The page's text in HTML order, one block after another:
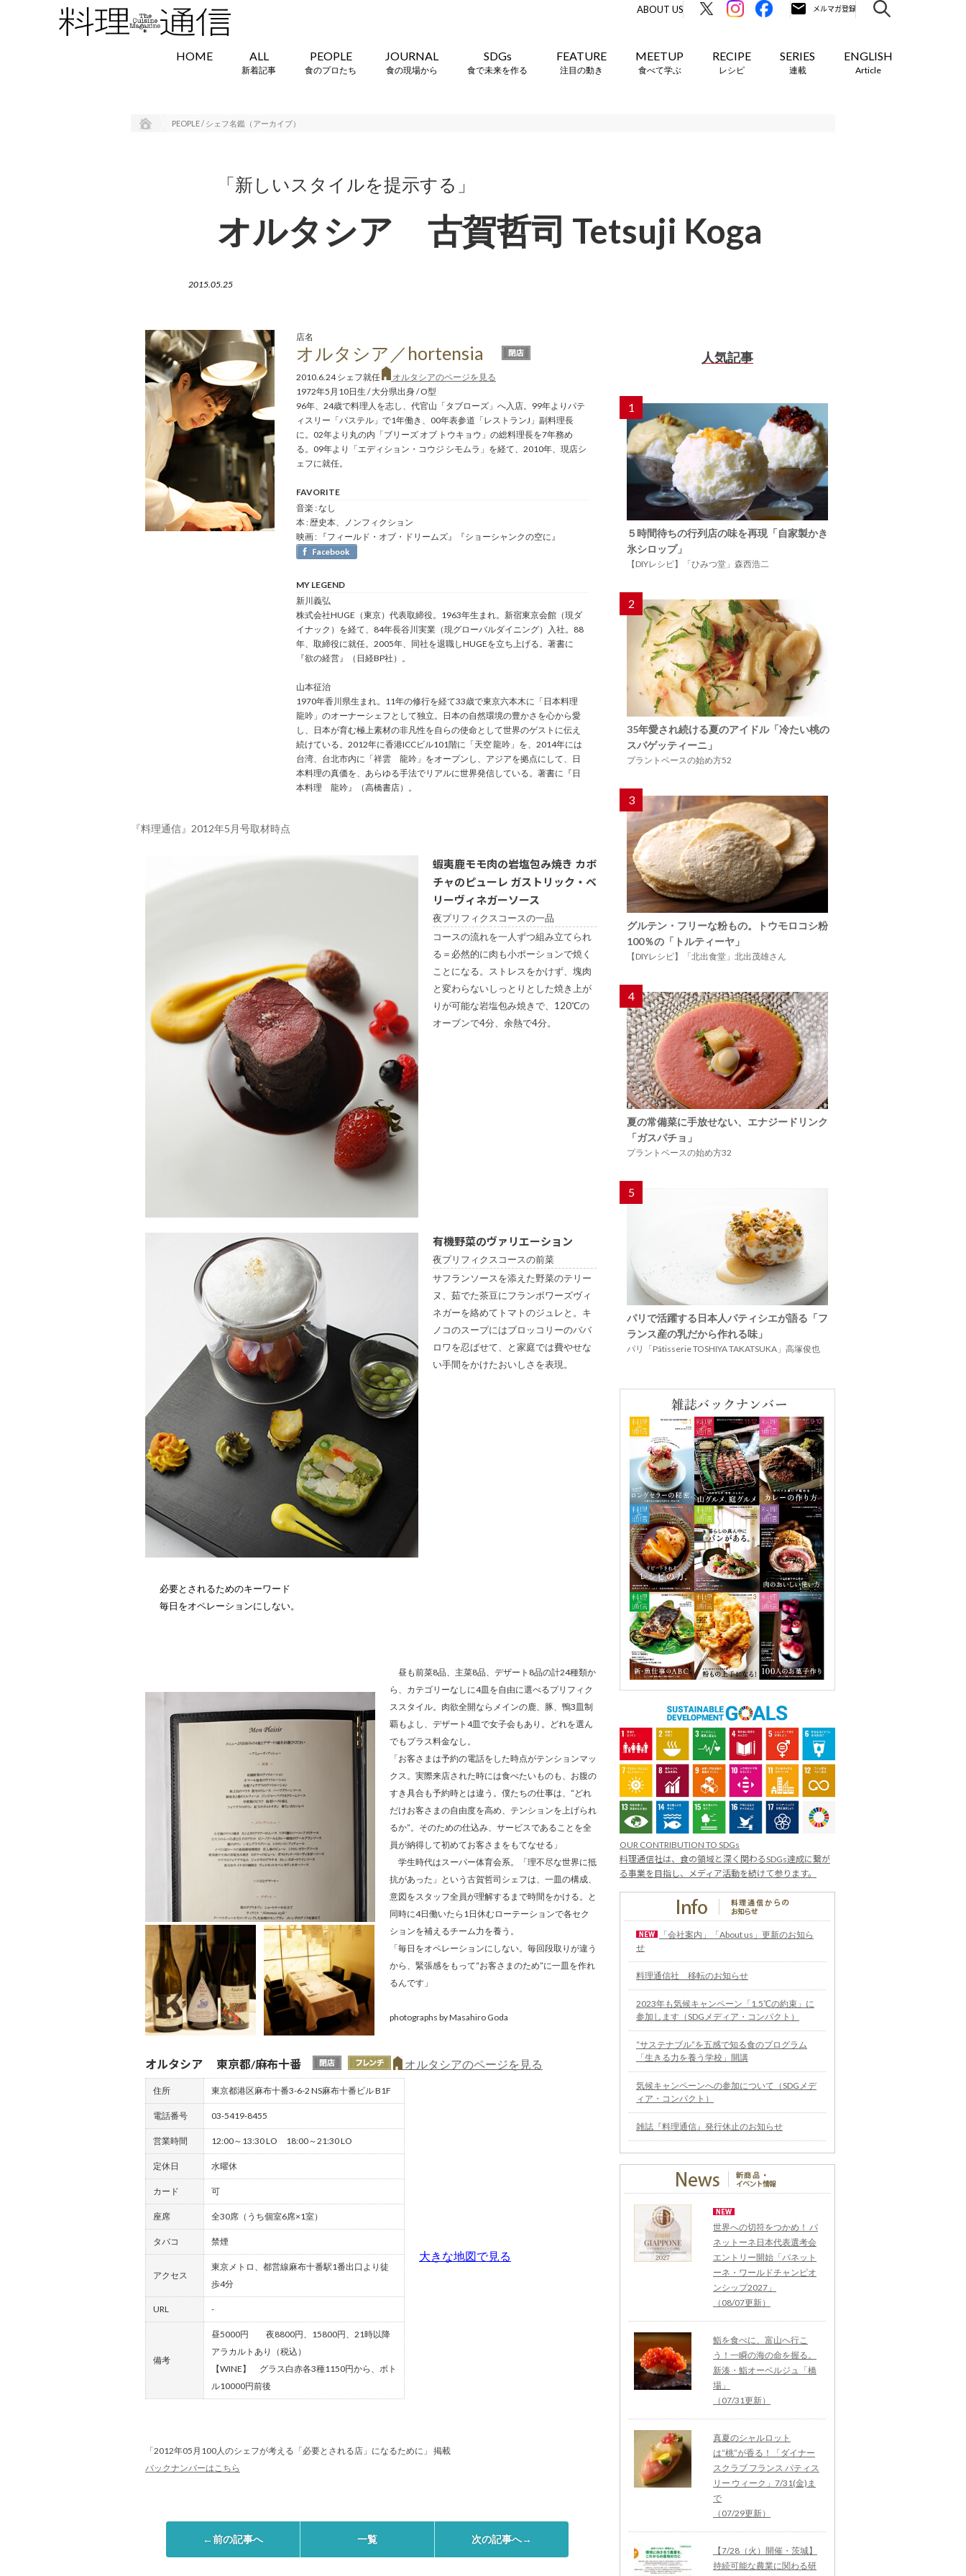
ABOUT US
HOME ALL
新着記事
PEOPLE
食のプロたち
JOURNAL
食の現場から
SDGs
食で未来を作る
FEATURE
注目の動き
MEETUP
食べて学ぶ
RECIPE
レシピ
SERIES
連載
ENGLISH
Article
PEOPLE / シェフ名鑑（アーカイブ）
「新しいスタイルを提示する」
オルタシア 古賀哲司 Tetsuji Koga
2015.05.25
店名
オルタシア／hortensia
2010.6.24 シェフ就任
オルタシアのページを見る
1972年5月10日生 / 大分県出身 / O型
96年、24歳で料理人を志し、代官山「タブローズ」へ入店。99年よりパテ
ィスリー「パステル」で1年働き、00年表参道「レストランJ」副料理長
に。02年より丸の内「ブリーズ オブ トウキョウ」の総料理長を7年務め
る。09年より「エディション・コウジ シモムラ」を経て、2010年、現店シ
ェフに就任。
FAVORITE
音楽 : なし
本 : 歴史本、ノンフィクション
映画 : 『フィールド・オブ・ドリームズ』『ショーシャンクの空に』
MY LEGEND
新川義弘
株式会社HUGE（東京）代表取締役。1963年生まれ。新宿東京会館（現ダ
イナック）を経て、84年長谷川実業（現グローバルダイニング）入社。88
年、取締役に就任。2005年、同社を退職しHUGEを立ち上げる。著書に
『欲の経営』（日経BP社）。
山本征治
1970年香川県生まれ。11年の修行を経て33歳で東京六本木に「日本料理
龍吟」のオーナーシェフとして独立。日本の自然環境の豊かさを心から愛
し、日本が育む極上素材の非凡性を自らの使命として世界のゲストに伝え
続けている。2012年に香港ICCビル101階に「天空 龍吟」を、2014年には
台湾、台北市内に「祥雲 龍吟」をオープンし、アジアを拠点にして、日
本料理の真価を、あらゆる手法でリアルに世界発信している。著書に『日
本料理 龍吟』（高橋書店）。
『料理通信』2012年5月号取材時点
蝦夷鹿モモ肉の岩塩包み焼き カボ
チャのピューレ ガストリック・ベ
リーヴィネガーソース
夜プリフィクスコースの一品
コースの流れを一人ずつ組み立てられ
る＝必然的に肉も小ポーションで焼く
ことになる。ストレスをかけず、塊肉
と変わらないしっとりとした焼き上が
りが可能な岩塩包み焼きで、120℃の
オーブンで4分、余熱で4分。
有機野菜のヴァリエーション
夜プリフィクスコースの前菜
サフランソースを添えた野菜のテリー
ヌ、茹でた茶豆にフランボワーズヴィ
ネガーを絡めてトマトのジュレと。キ
ノコのスープにはブロッコリーのババ
ロワを忍ばせて、と家庭では費やせな
い手間をかけたおいしさを表現。
必要とされるためのキーワード
毎日をオペレーションにしない。
昼も前菜8品、主菜8品、デザート8品の計24種類か
ら、カテゴリーなしに4皿を自由に選べるプリフィク
ススタイル。肉欲全開ならメインの鹿、豚、鴨3皿制
覇もよし、デザート4皿で女子会もあり。どれを選ん
でもプラス料金なし。
「お客さまは予約の電話をした時点がテンションマッ
クス。実際来店された時には食べたいものも、お腹の
すき具合も予約時とは違う。僕たちの仕事は、“どれ
だけお客さまの自由度を高め、テンションを上げられ
るか”。そのための仕込み、サービスであることを全
員が納得して初めてお客さまをもてなせる」
学生時代はスーパー体育会系。「理不尽な世界に抵
抗があった」という古賀哲司シェフは、一皿の構成、
意図をスタッフ全員が理解するまで時間をかける。と
同時に4日働いたら1日休むローテーションで各セク
ションを補えるチーム力を養う。
「毎日をオペレーションにしない。毎回段取りが違う
から、緊張感をもって“お客さまのため”に一皿を作れ
るんです」
photographs by Masahiro Goda
オルタシア 東京都/麻布十番 オルタシアのページを見る
住所 東京都港区麻布十番3-6-2 NS麻布十番ビル B1F
電話番号 03-5419-8455
営業時間 12:00～13:30 LO 18:00～21:30 LO
定休日 水曜休
カード 可
座席 全30席（うち個室6席×1室）
タバコ 禁煙
アクセス
東京メトロ、都営線麻布十番駅1番出口より徒
歩4分
URL -
備考
昼5000円 夜8800円、15800円、21時以降
アラカルトあり（税込）
【WINE】 グラス白赤各3種1150円から、ボト
ル10000円前後
大きな地図で見る
「2012年05月100人のシェフが考える「必要とされる店」になるために」 掲載
バックナンバーはこちら
←前の記事へ 一覧 次の記事へ→
人気記事
1
５時間待ちの行列店の味を再現「自家製かき
氷シロップ」
【DIYレシピ】「ひみつ堂」森西浩二
2
35年愛され続ける夏のアイドル「冷たい桃の
スパゲッティーニ」
プラントベースの始め方52
3
グルテン・フリーな粉もの。トウモロコシ粉
100％の「トルティーヤ」
【DIYレシピ】「北出食堂」北出茂雄さん
4
夏の常備菜に手放せない、エナジードリンク
「ガスパチョ」
プラントベースの始め方32
5
パリで活躍する日本人パティシエが語る「フ
ランス産の乳だから作れる味」
パリ「Pâtisserie TOSHIYA TAKATSUKA」高塚俊也
OUR CONTRIBUTION TO SDGs
料理通信社は、食の領域と深く関わるSDGs達成に繋が
る事業を目指し、メディア活動を続けて参ります。
「会社案内」「About us」更新のお知ら
せ
料理通信社 移転のお知らせ
2023年も気候キャンペーン「1.5℃の約束」に
参加します（SDGメディア・コンパクト）
“サステナブル”を五感で知る食のプログラム
「生きる力を養う学校」開講
気候キャンペーンへの参加について（SDGメデ
ィア・コンパクト）
雑誌『料理通信』発行休止のお知らせ
世界への切符をつかめ！ パ
ネットーネ日本代表選考会
エントリー開始「パネット
ーネ・ワールドチャンピオ
ンシップ2027」
（08/07更新）
鮨を食べに、富山へ行こ
う！一瞬の海の命を握る。
新湊・鮨オーベルジュ「橋
場」
（07/31更新）
真夏のシャルロット
は“桃”が香る！「ダイナー
スクラブ フランス パティス
リー ウィーク」7/31(金)ま
で
（07/29更新）
【7/28（火）開催・茨城】
持続可能な農業に関わる研